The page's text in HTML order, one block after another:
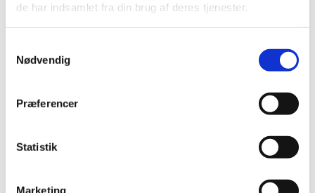
de har indsamlet fra din brug af deres tjenester.
Nødvendig
Præferencer
Statistik
Marketing
Lagevrio blev taget i brug i Danmark i december 2021,
hvor der stadig var et højt smittetryk og stor risiko for
der var en forventning om, at lægemidlet havde en god
Derfor besluttede Lægemiddelstyrelsen på det tidspunkt
så lægerne ikke behøvede at ansøge om præparatet for
hver enkelt patient. Denne generelle tilladelse vil blive